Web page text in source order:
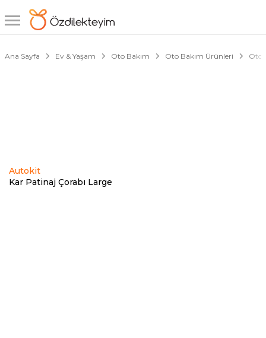
Ana Sayfa Ev & Yaşam Oto Bakım Oto Bakım Ürünleri Oto
Autokit
Kar Patinaj Çorabı Large
1/4